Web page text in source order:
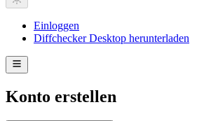
Einloggen
Diffchecker Desktop herunterladen
Konto erstellen